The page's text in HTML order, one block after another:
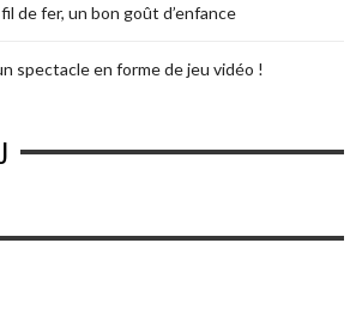
de fer, un bon goût d’enfance
spectacle en forme de jeu vidéo !